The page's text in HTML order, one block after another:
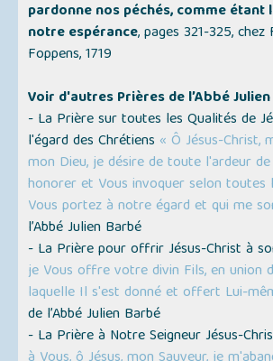
pardonne nos péchés, comme étant
notre espérance, pages 321-325, chez
Foppens, 1719
Voir d'autres Prières de l’Abbé
- La Prière sur toutes les Qualités de
l'égard des Chrétiens « Ô Jésus-Christ,
mon Dieu, je désire de toute l'ardeur
honorer et Vous invoquer selon toutes
Vous portez à notre égard et qui me
l’Abbé Julien Barbé
- La Prière pour offrir Jésus-Christ à
je Vous offre votre divin Fils, en union
laquelle Il s'est donné et offert Lui-
de l’Abbé Julien Barbé
- La Prière à Notre Seigneur Jésus-